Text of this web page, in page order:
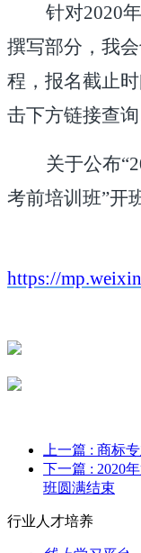
针对2020
撰写部分，我
程，报名截止时
击下方链接查询
关于公布“
考前培训班”开
https://
上一篇 : 商标
下一篇 : 2020
班圆满结束
行业人才培养